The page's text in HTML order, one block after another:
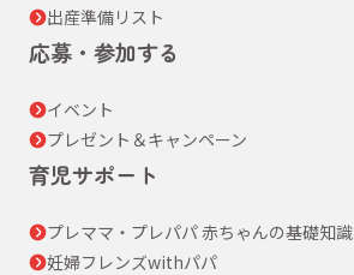
出産準備リスト
応募・参加する
イベント
プレゼント＆キャンペーン
育児サポート
プレママ・プレパパ 赤ちゃんの基礎知識
妊婦フレンズwithパパ